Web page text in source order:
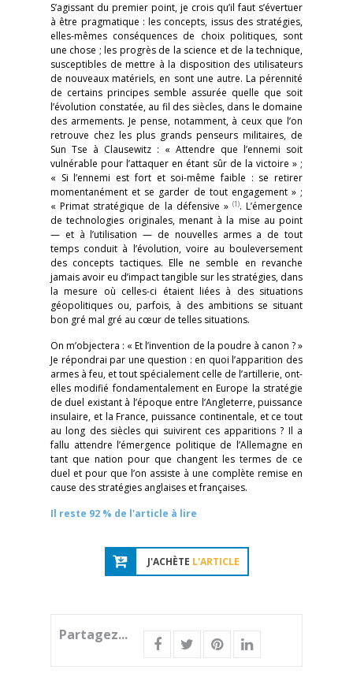
S’agissant du premier point, je crois qu’il faut s’évertuer
à être pragmatique : les concepts, issus des stratégies,
elles-mêmes conséquences de choix politiques, sont
une chose ; les progrès de la science et de la technique,
susceptibles de mettre à la disposition des utilisateurs
de nouveaux matériels, en sont une autre. La pérennité
de certains principes semble assurée quelle que soit
l’évolution constatée, au fil des siècles, dans le domaine
des armements. Je pense, notamment, à ceux que l’on
retrouve chez les plus grands penseurs militaires, de
Sun Tse à Clausewitz : « Attendre que l’ennemi soit
vulnérable pour l’attaquer en étant sûr de la victoire » ;
« Si l’ennemi est fort et soi-même faible : se retirer
momentanément et se garder de tout engagement » ;
« Primat stratégique de la défensive » (1). L’émergence
de technologies originales, menant à la mise au point
— et à l’utilisation — de nouvelles armes a de tout
temps conduit à l’évolution, voire au bouleversement
des concepts tactiques. Elle ne semble en revanche
jamais avoir eu d’impact tangible sur les stratégies, dans
la mesure où celles-ci étaient liées à des situations
géopolitiques ou, parfois, à des ambitions se situant
bon gré mal gré au cœur de telles situations.
On m’objectera : « Et l’invention de la poudre à canon ? »
Je répondrai par une question : en quoi l’apparition des
armes à feu, et tout spécialement celle de l’artillerie, ont-
elles modifié fondamentalement en Europe la stratégie
de duel existant à l’époque entre l’Angleterre, puissance
insulaire, et la France, puissance continentale, et ce tout
au long des siècles qui suivirent ces apparitions ? Il a
fallu attendre l’émergence politique de l’Allemagne en
tant que nation pour que changent les termes de ce
duel et pour que l’on assiste à une complète remise en
cause des stratégies anglaises et françaises.
Il reste 92 % de l'article à lire
J'ACHÈTE L'ARTICLE
Partagez...